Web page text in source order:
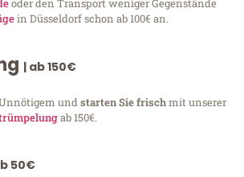
oder den Transport weniger Gegenstände
in Düsseldorf schon ab 100€ an.
| ab 150€
undstarten Sie frischmit unserer
ab 150€.
50€